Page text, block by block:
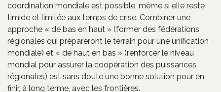
coordination mondiale est possible, même si elle reste
timide et limitée aux temps de crise. Combiner une
approche « de bas en haut » (former des fédérations
régionales qui prépareront le terrain pour une unification
mondiale) et « de haut en bas » (renforcer le niveau
mondial pour assurer la coopération des puissances
régionales) est sans doute une bonne solution pour en
finir, à long terme, avec les frontières.